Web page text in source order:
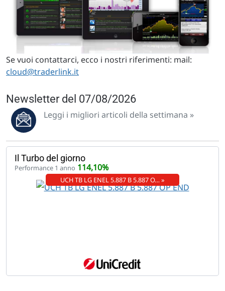
Se vuoi contattarci, ecco i nostri riferimenti: mail:
cloud@traderlink.it
Newsletter del 07/08/2026
Leggi i migliori articoli della settimana »
Il Turbo del giorno
Performance 1 anno 114,10%
UCH TB LG ENEL 5.887 B 5.887 O… »